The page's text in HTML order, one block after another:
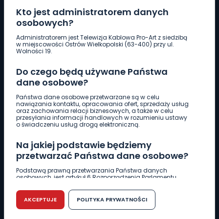
Kto jest administratorem danych
osobowych?
Administratorem jest Telewizja Kablowa Pro-Art z siedzibą
w miejscowości Ostrów Wielkopolski (63-400) przy ul.
Wolności 19.
Do czego będą używane Państwa
dane osobowe?
Państwa dane osobowe przetwarzane są w celu
nawiązania kontaktu, opracowania ofert, sprzedaży usług
oraz zachowania relacji biznesowych, a także w celu
przesyłania informacji handlowych w rozumieniu ustawy
o świadczeniu usług drogą elektroniczną.
Na jakiej podstawie będziemy
przetwarzać Państwa dane osobowe?
Podstawą prawną przetwarzania Państwa danych
osobowych, jest artykuł 6 Rozporządzenia Parlamentu
r. w sprawie ochrony osób fizycznych w związku z
przetwarzaniem danych osobowych w sprawie
swobodnego przepływu takich danych oraz uchylenia
dyrektywy 95/46/WE (RODO).
AKCEPTUJE POLITYKA PRYWATNOŚCI
Pobierz logotyp
661 997 997
REDAKCJA
62 735 22 22redakcja@wlkp24.info
DZIAŁ REKLAMY
62 735 01 85 reklama@wlkp24.info
WIADOMOŚCI
CIEKAWOSTKI